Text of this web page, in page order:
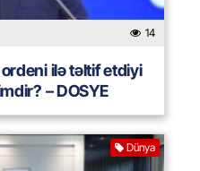
14
ilə təltif etdiyi
– DOSYE
Dünya